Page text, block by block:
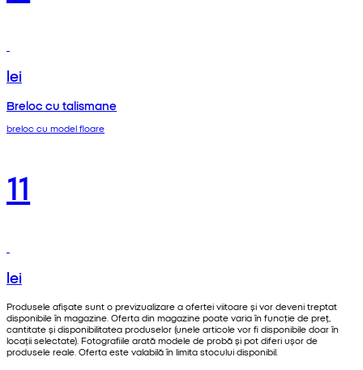
lei
Breloc cu talismane
breloc cu model floare
11
lei
Produsele afișate sunt o previzualizare a ofertei viitoare și vor deveni treptat
disponibile în magazine. Oferta din magazine poate varia în funcție de preț,
cantitate și disponibilitatea produselor (unele articole vor fi disponibile doar în
locații selectate). Fotografiile arată modele de probă și pot diferi ușor de
produsele reale. Oferta este valabilă în limita stocului disponibil.